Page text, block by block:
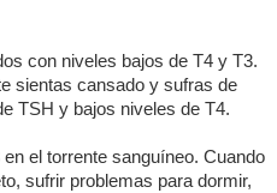
con niveles bajos de T4 y T3.
sientas cansado y sufras de
TSH y bajos niveles de T4.
el torrente sanguíneo. Cuando
sufrir problemas para dormir,